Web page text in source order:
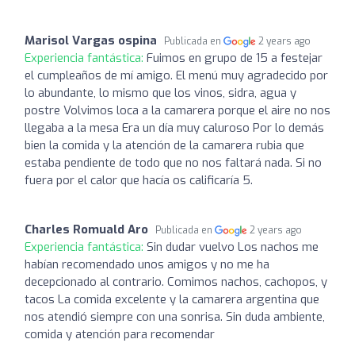
Marisol Vargas ospina Publicada en 2 years ago
Experiencia fantástica: Fuimos en grupo de 15 a festejar
el cumpleaños de mí amigo. El menú muy agradecido por
lo abundante, lo mismo que los vinos, sidra, agua y
postre Volvimos loca a la camarera porque el aire no nos
llegaba a la mesa Era un día muy caluroso Por lo demás
bien la comida y la atención de la camarera rubia que
estaba pendiente de todo que no nos faltará nada. Si no
fuera por el calor que hacía os calificaría 5.
Charles Romuald Aro Publicada en 2 years ago
Experiencia fantástica: Sin dudar vuelvo Los nachos me
habían recomendado unos amigos y no me ha
decepcionado al contrario. Comimos nachos, cachopos, y
tacos La comida excelente y la camarera argentina que
nos atendió siempre con una sonrisa. Sin duda ambiente,
comida y atención para recomendar